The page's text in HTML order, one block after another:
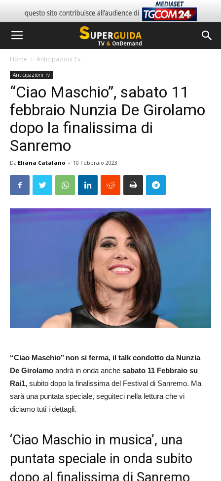
Home Anticipazioni Tv
Anticipazioni Tv
“Ciao Maschio”, sabato 11
febbraio Nunzia De Girolamo
dopo la finalissima di
Sanremo
Da Eliana Catalano - 10 Febbraio 2023
“Ciao Maschio’’ non si ferma, il talk condotto da Nunzia
De Girolamo andrà in onda anche sabato 11 Febbraio su
Rai1, subito dopo la finalissima del Festival di Sanremo. Ma
sarà una puntata speciale, seguiteci nella lettura che vi
diciamo tuti i dettagli.
‘Ciao Maschio in musica’, una
puntata speciale in onda subito
dopo al finalissima di Sanremo